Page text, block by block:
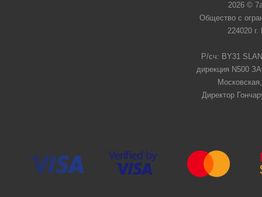
2026 ©
Общество с
224020
Р/сч: BY31
дирекция N500
Директор